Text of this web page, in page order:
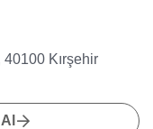
Kırşehir